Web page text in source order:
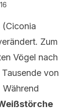
(Ciconia
Zum
Vögel nach
von